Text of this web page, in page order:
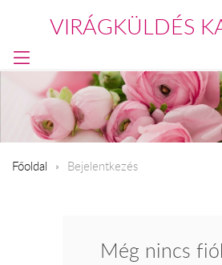
VIRÁGKÜLDÉS
Főoldal Bejelentkezés
Még nincs